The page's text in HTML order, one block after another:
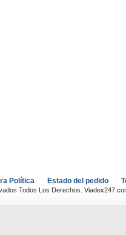
Política Estado del pedido
Todos Los Derechos.